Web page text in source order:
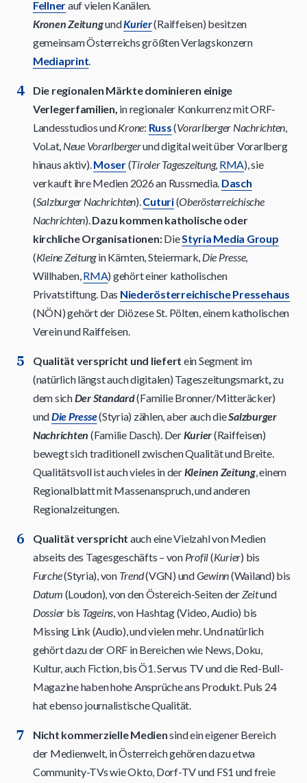
Fellnerauf vielen Kanälen.
Kronen ZeitungundKurier(Raiffeisen) besitzen
gemeinsam Österreichs größten Verlagskonzern
Mediaprint.
Die regionalen Märkte dominieren einige
Verlegerfamilien, in regionaler Konkurrenz mit ORF-
Landesstudios undKrone: Russ(Vorarlberger Nachrichten,
Vol.at, Neue Vorarlbergerund digital weit über Vorarlberg
hinaus aktiv).Moser(Tiroler Tageszeitung, RMA), sie
verkauft ihre Medien 2026 an Russmedia. Dasch
(Salzburger Nachrichten).Cuturi(Oberösterreichische
Nachrichten).Dazu kommen katholische oder
kirchliche Organisationen:DieStyria Media Group
(Kleine Zeitungin Kärnten, Steiermark, Die Presse,
Willhaben,RMA) gehört einer katholischen
Privatstiftung. Das Niederösterreichische Pressehaus
(NÖN) gehört der Diözese St. Pölten, einem katholischen
Verein und Raiffeisen.
Qualität verspricht und liefert ein Segment im
(natürlich längst auch digitalen) Tageszeitungsmarkt, zu
dem sichDer Standard(Familie Bronner/Mitteräcker)
undDie Presse(Styria) zählen, aber auch dieSalzburger
Nachrichten (Familie Dasch). DerKurier(Raiffeisen)
bewegt sich traditionell zwischen Qualität und Breite.
Qualitätsvoll ist auch vieles in derKleinen Zeitung, einem
Regionalblatt mit Massenanspruch, und anderen
Regionalzeitungen.
Qualität verspricht auch eine Vielzahl von Medien
abseits des Tagesgeschäfts – von Profil(Kurier) bis
Furche(Styria), von Trend(VGN) undGewinn(Wailand) bis
Datum (Loudon), von den Östereich-Seiten derZeitund
Dossier bis Tageins, von Hashtag (Video, Audio) bis
Missing Link (Audio), und vielen mehr. Und natürlich
gehört dazu der ORF in Bereichen wie News, Doku,
Kultur, auch Fiction, bis Ö1. Servus TV und die Red-Bull-
Magazine haben hohe Ansprüche ans Produkt. Puls 24
hat ebenso journalistische Qualität.
Nicht kommerzielle Mediensind ein eigener Bereich
der Medienwelt, in Österreich gehören dazu etwa
Community-TVs wie Okto, Dorf-TV und FS1 und freie